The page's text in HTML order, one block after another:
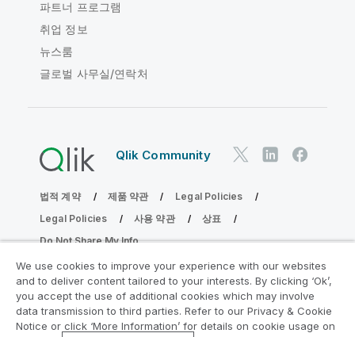
파트너 프로그램
취업 정보
뉴스룸
글로벌 사무실/연락처
Qlik Community
법적 계약 제품 약관
Legal Policies
Legal Policies
사용 약관
상표
Do Not Share My Info
Copyright © 1993-2026 QlikTech International AB. 무단 전재
및 복제를 금합니다.
We use cookies to improve your experience with our websites
and to deliver content tailored to your interests. By clicking ‘Ok’,
you accept the use of additional cookies which may involve
data transmission to third parties. Refer to our Privacy & Cookie
Notice or click ‘More Information’ for details on cookie usage on